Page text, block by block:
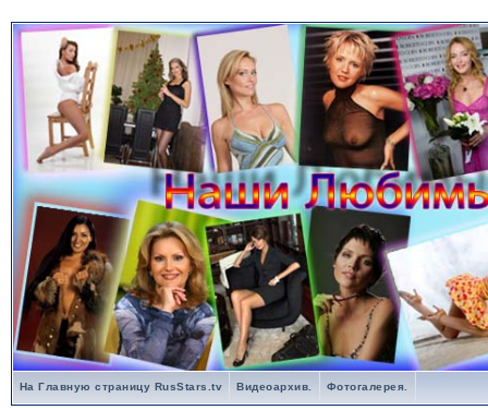
На Главную страницу RusStars.tv Видеоархив. Фотогалерея.